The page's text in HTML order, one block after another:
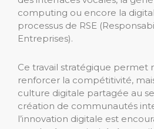
computing ou encore la
processus de RSE
Entreprises).
Ce travail stratégique permet
renforcer la compétitivité,
culture digitale partagée au
création de communautés
l’innovation digitale est